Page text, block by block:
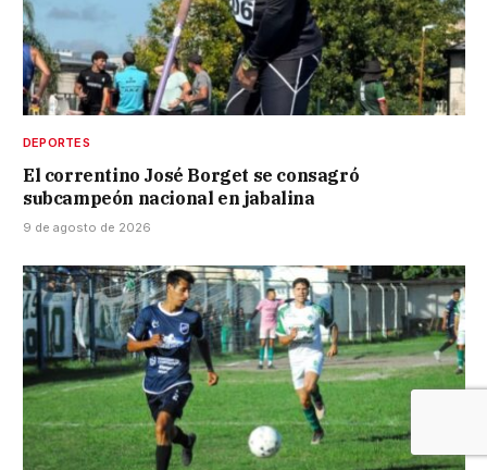
DEPORTES
El correntino José Borget se consagró
subcampeón nacional en jabalina
9 de agosto de 2026